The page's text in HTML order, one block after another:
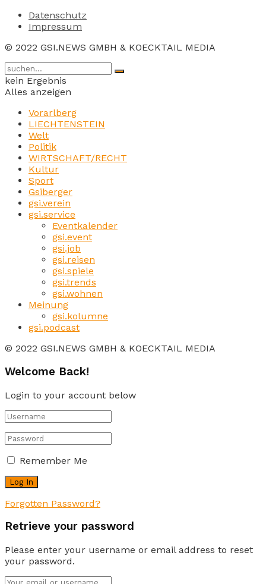
Datenschutz
Impressum
© 2022 GSI.NEWS GMBH & KOECKTAIL MEDIA
kein Ergebnis
Alles anzeigen
Vorarlberg
LIECHTENSTEIN
Welt
Politik
WIRTSCHAFT/RECHT
Kultur
Sport
Gsiberger
gsi.verein
gsi.service
Eventkalender
gsi.event
gsi.job
gsi.reisen
gsi.spiele
gsi.trends
gsi.wohnen
Meinung
gsi.kolumne
gsi.podcast
© 2022 GSI.NEWS GMBH & KOECKTAIL MEDIA
Welcome Back!
Login to your account below
Remember Me
Forgotten Password?
Retrieve your password
Please enter your username or email address to reset
your password.